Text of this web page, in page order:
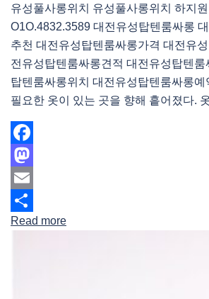
유성풀사롱위치 유성풀사롱위치 하지
O1O.4832.3589 대전유성탑텐룸싸롱
추천 대전유성탑텐룸싸롱가격 대전유
전유성탑텐룸싸롱견적 대전유성탑텐룸
탑텐룸싸롱위치 대전유성탑텐룸싸롱예
필요한 옷이 있는 곳을 향해 흩어졌다.
Facebook
Mastodon
Email
Share
Read more